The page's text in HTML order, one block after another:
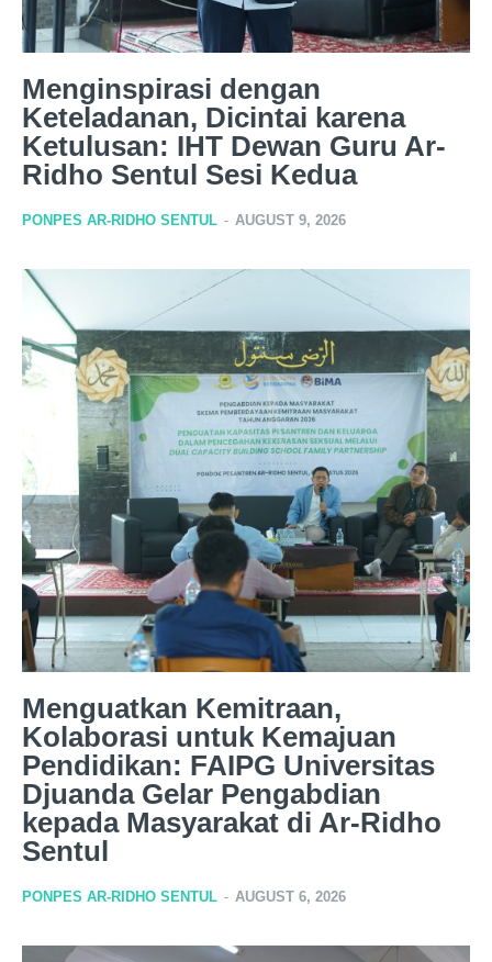
Menginspirasi dengan
Keteladanan, Dicintai karena
Ketulusan: IHT Dewan Guru Ar-
Ridho Sentul Sesi Kedua
PONPES AR-RIDHO SENTUL - AUGUST 9, 2026
Menguatkan Kemitraan,
Kolaborasi untuk Kemajuan
Pendidikan: FAIPG Universitas
Djuanda Gelar Pengabdian
kepada Masyarakat di Ar-Ridho
Sentul
PONPES AR-RIDHO SENTUL - AUGUST 6, 2026